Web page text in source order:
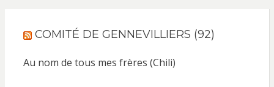
COMITÉ DE GENNEVILLIERS (92)
Au nom de tous mes frères (Chili)